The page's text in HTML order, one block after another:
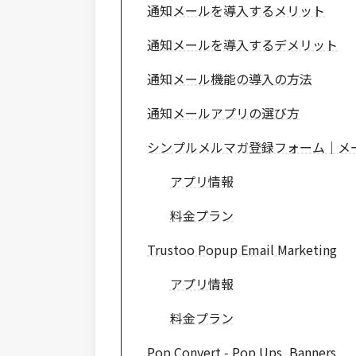
通知メールを導入するメリット
通知メールを導入するデメリット
通知メール機能の導入の方法
通知メールアプリの選び方
シンプルメルマガ登録フォーム｜
アプリ情報
料金プラン
Trustoo Popup Email Marketing
アプリ情報
料金プラン
Pop Convert ‑ Pop Ups, Banners